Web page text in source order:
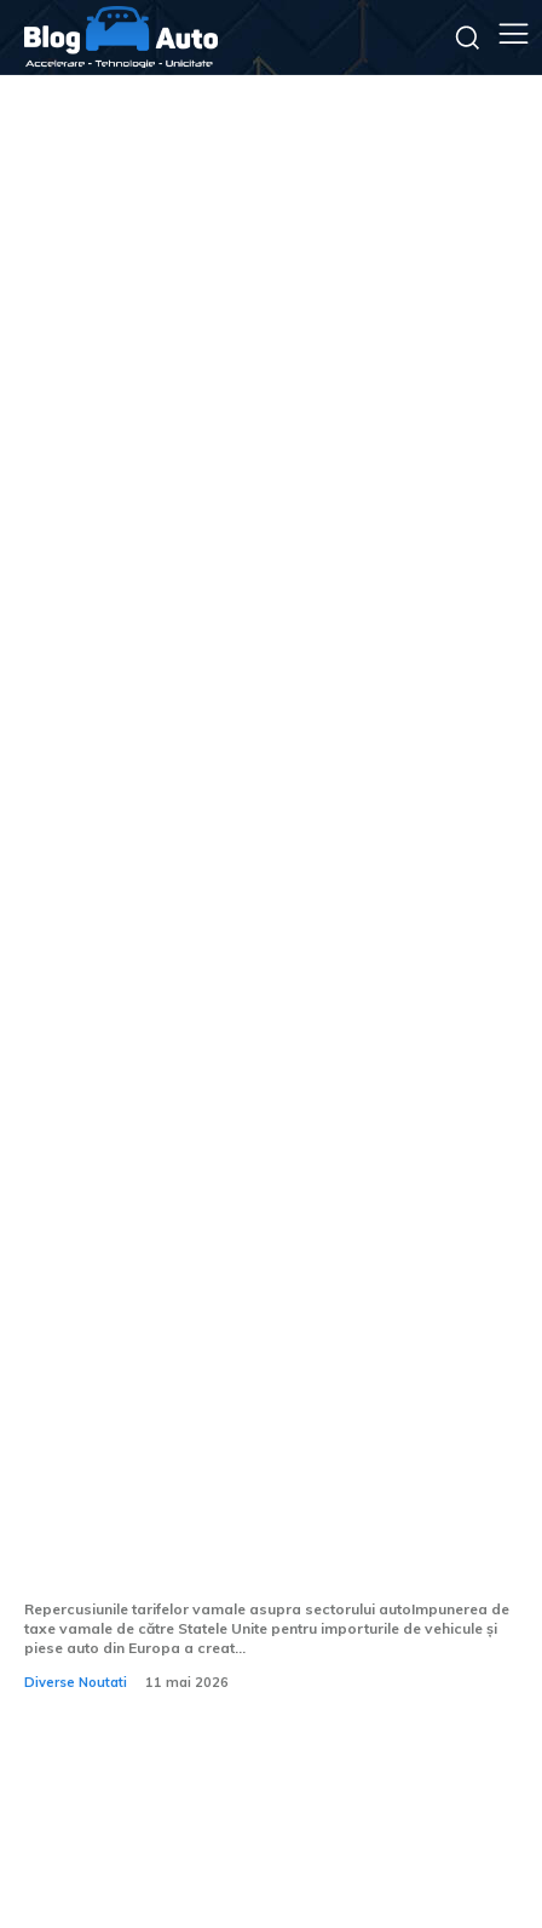
Repercusiunile tarifelor vamale asupra sectorului autoImpunerea de
taxe vamale de către Statele Unite pentru importurile de vehicule și
piese auto din Europa a creat...
Diverse Noutati 11 mai 2026